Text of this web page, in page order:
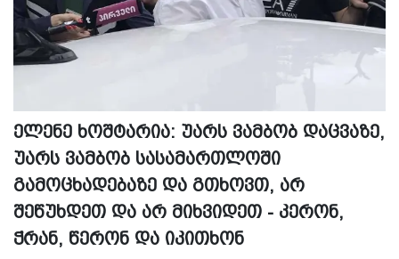
ელენე ხოშტარია: უარს ვამბობ დაცვაზე,
უარს ვამბობ სასამართლოში
გამოცხადებაზე და გთხოვთ, არ
შეწუხდეთ და არ მიხვიდეთ - კერონ,
ჭრან, წერონ და იკითხონ